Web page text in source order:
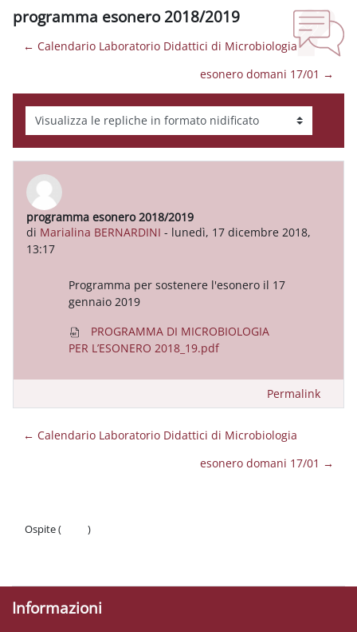
programma esonero 2018/2019
← Calendario Laboratorio Didattici di Microbiologia
esonero domani 17/01 →
Modalità visualizzazione
programma esonero 2018/2019
di Marialina BERNARDINI - lunedì, 17 dicembre 2018,
13:17
Numero di risposte: 0
Programma per sostenere l'esonero il 17
gennaio 2019
PROGRAMMA DI MICROBIOLOGIA
PER L’ESONERO 2018_19.pdf
Permalink
← Calendario Laboratorio Didattici di Microbiologia
esonero domani 17/01 →
Ospite (
)
Informazioni